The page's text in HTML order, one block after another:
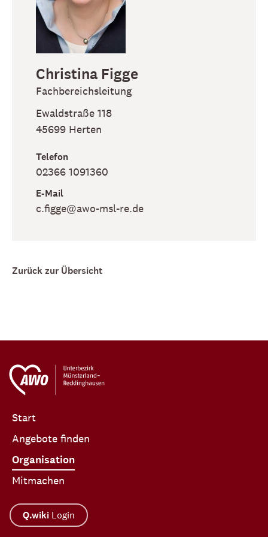
Christina Figge
Fachbereichsleitung
Ewaldstraße 118
45699 Herten
Telefon
02366 1091360
E-Mail
c​.figge​@awo-msl-re​.de
Zurück zur Übersicht
Start
Angebote finden
Organisation
Mitmachen
Q.wiki Login